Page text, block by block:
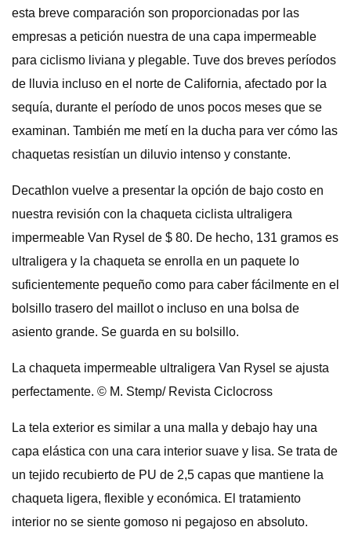
esta breve comparación son proporcionadas por las
empresas a petición nuestra de una capa impermeable
para ciclismo liviana y plegable. Tuve dos breves períodos
de lluvia incluso en el norte de California, afectado por la
sequía, durante el período de unos pocos meses que se
examinan. También me metí en la ducha para ver cómo las
chaquetas resistían un diluvio intenso y constante.
Decathlon vuelve a presentar la opción de bajo costo en
nuestra revisión con la chaqueta ciclista ultraligera
impermeable Van Rysel de $ 80. De hecho, 131 gramos es
ultraligera y la chaqueta se enrolla en un paquete lo
suficientemente pequeño como para caber fácilmente en el
bolsillo trasero del maillot o incluso en una bolsa de
asiento grande. Se guarda en su bolsillo.
La chaqueta impermeable ultraligera Van Rysel se ajusta
perfectamente. © M. Stemp/ Revista Ciclocross
La tela exterior es similar a una malla y debajo hay una
capa elástica con una cara interior suave y lisa. Se trata de
un tejido recubierto de PU de 2,5 capas que mantiene la
chaqueta ligera, flexible y económica. El tratamiento
interior no se siente gomoso ni pegajoso en absoluto.